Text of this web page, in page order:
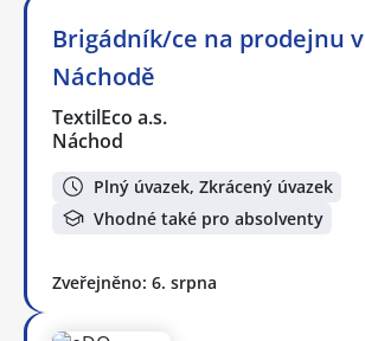
Brigádník/ce na prodejnu v
Náchodě
TextilEco a.s.
Náchod
Plný úvazek, Zkrácený úvazek
Vhodné také pro absolventy
Zveřejněno: 6. srpna